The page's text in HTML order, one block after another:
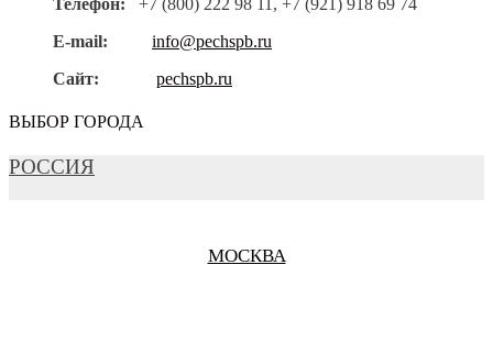
E-mail:
info@pechspb.ru
Сайт:
pechspb.ru
ВЫБОР ГОРОДА
РОССИЯ
МОСКВА